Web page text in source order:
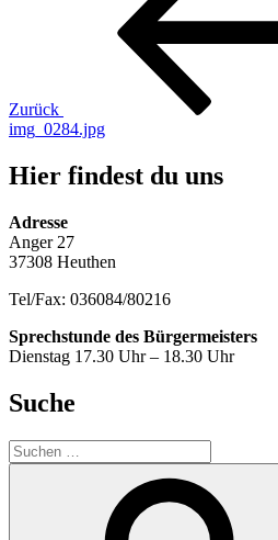
Zurück
img_0284.jpg
Hier findest du uns
Adresse
Anger 27
37308 Heuthen
Tel/Fax: 036084/80216
Sprechstunde des Bürgermeisters
Dienstag 17.30 Uhr – 18.30 Uhr
Suche
Suche
nach: